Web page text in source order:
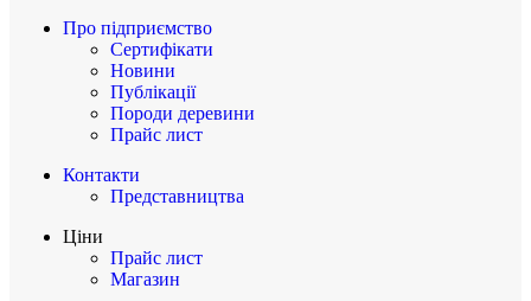
Про підприємство
Сертифікати
Новини
Публікації
Породи деревини
Прайс лист
Контакти
Представництва
Ціни
Прайс лист
Магазин